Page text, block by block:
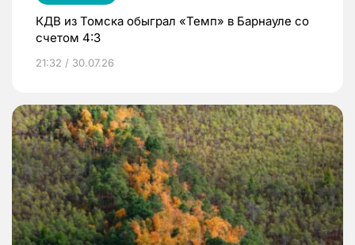
КДВ из Томска обыграл «Темп» в Барнауле со
счетом 4:3
21:32 / 30.07.26